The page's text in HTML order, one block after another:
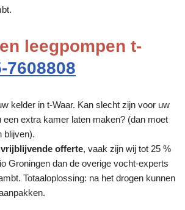
leegpompen t-
7608808
kelder in t-Waar. Kan slecht zijn voor uw
een extra kamer laten maken? (dan moet
blijven).
vrijblijvende offerte, vaak zijn wij tot 25 %
Groningen dan de overige vocht-experts
Totaaloplossing: na het drogen kunnen